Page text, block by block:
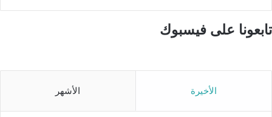
تابعونا على فيسبوك
الأخيرة الأشهر